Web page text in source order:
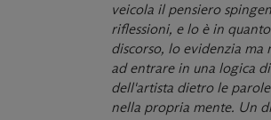
veicola il pensiero
riflessioni, e lo è in
discorso, lo evidenzia ma
ad entrare in una logica
dell'artista dietro le
nella propria mente. Un